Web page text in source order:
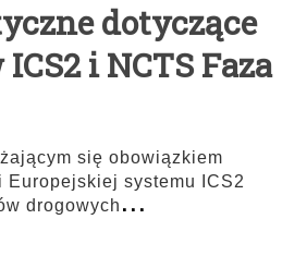
dotyczące
i NCTS Faza
się obowiązkiem
Europejskiej systemu ICS2
drogowych ...